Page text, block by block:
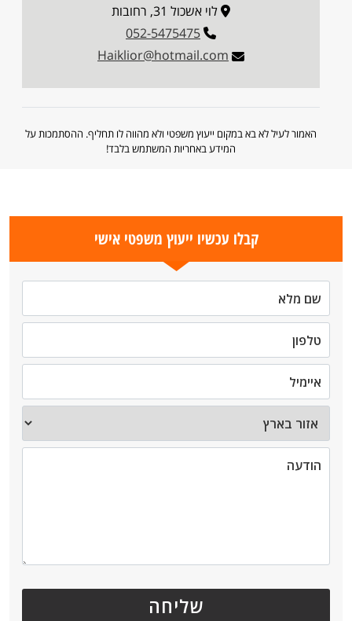
לוי אשכול 31, רחובות
052-5475475
Haiklior@hotmail.com
האמור לעיל לא בא במקום ייעוץ משפטי ולא מהווה לו תחליף. ההסתמכות על
המידע באחריות המשתמש בלבד!
קבלו עכשיו ייעוץ משפטי אישי